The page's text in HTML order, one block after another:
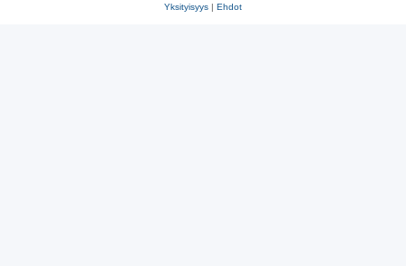
Yksityisyys | Ehdot